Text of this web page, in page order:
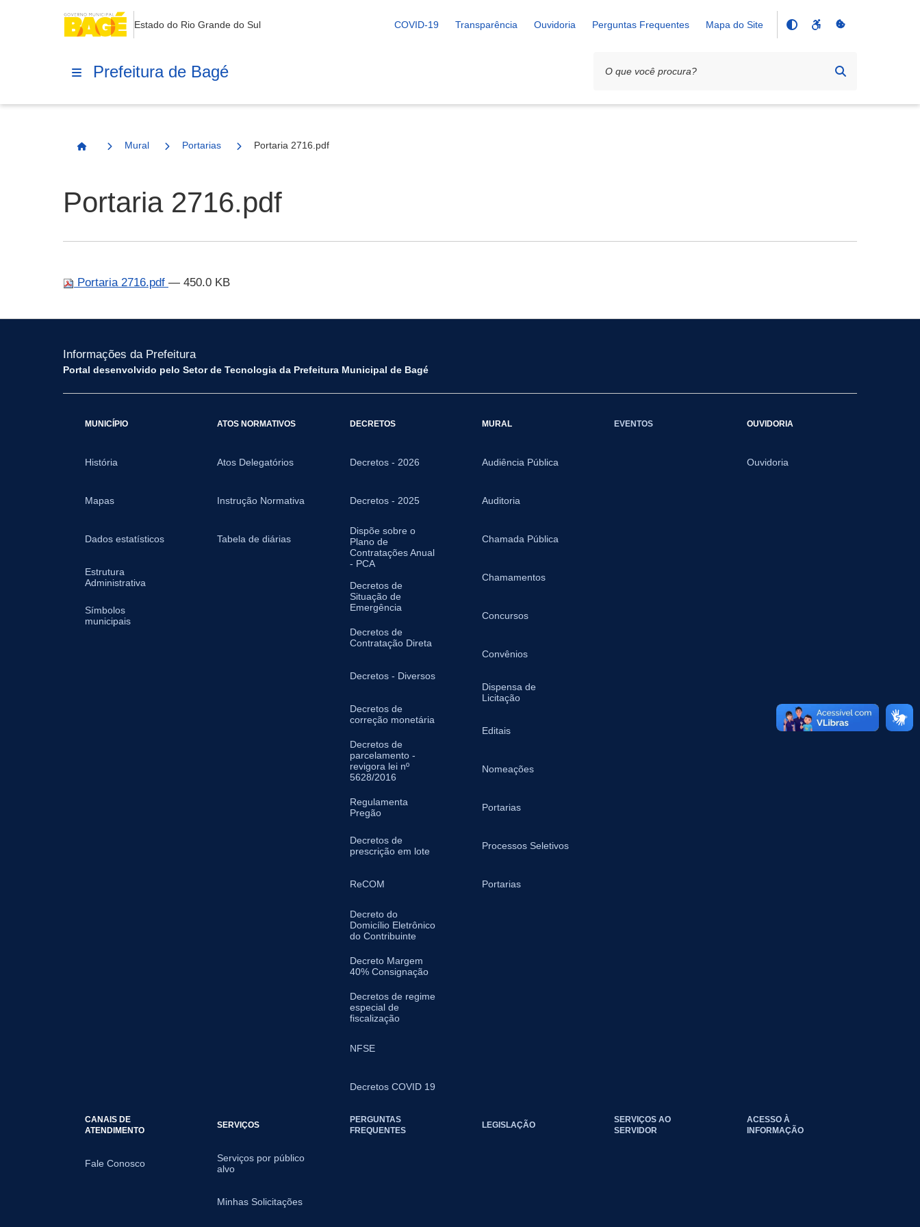
Estado do Rio Grande do Sul COVID-19 Transparência Ouvidoria Perguntas Frequentes Mapa do Site
Prefeitura de Bagé
Página Inicial
Mural Portarias Portaria 2716.pdf
Portaria 2716.pdf
Portaria 2716.pdf — 450.0 KB
Informações da Prefeitura
Portal desenvolvido pelo Setor de Tecnologia da Prefeitura Municipal de Bagé
MUNICÍPIO
História
Mapas
Dados estatísticos
Estrutura
Administrativa
Símbolos
municipais
ATOS NORMATIVOS
Atos Delegatórios
Instrução Normativa
Tabela de diárias
DECRETOS
Decretos - 2026
Decretos - 2025
Dispõe sobre o
Plano de
Contratações Anual
- PCA
Decretos de
Situação de
Emergência
Decretos de
Contratação Direta
Decretos - Diversos
Decretos de
correção monetária
Decretos de
parcelamento -
revigora lei nº
5628/2016
Regulamenta
Pregão
Decretos de
prescrição em lote
ReCOM
Decreto do
Domicílio Eletrônico
do Contribuinte
Decreto Margem
40% Consignação
Decretos de regime
especial de
fiscalização
NFSE
Decretos COVID 19
MURAL
Audiência Pública
Auditoria
Chamada Pública
Chamamentos
Concursos
Convênios
Dispensa de
Licitação
Editais
Nomeações
Portarias
Processos Seletivos
Portarias
EVENTOS OUVIDORIA
Ouvidoria
CANAIS DE
ATENDIMENTO
Fale Conosco
SERVIÇOS
Serviços por público
alvo
Minhas Solicitações
PERGUNTAS
FREQUENTES
LEGISLAÇÃO
SERVIÇOS AO
SERVIDOR
ACESSO À
INFORMAÇÃO